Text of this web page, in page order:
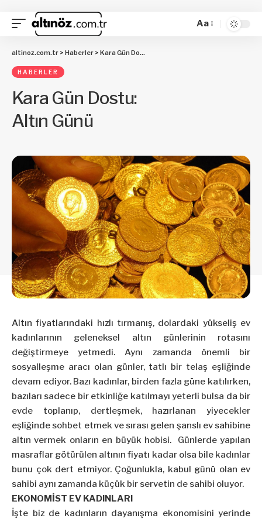
Aa
altinoz.com.tr > Haberler > Kara Gün Dostu: Altın Günü
HABERLER
Kara Gün Dostu:
Altın Günü
Altın fiyatlarındaki hızlı tırmanış, dolardaki yükseliş ev
kadınlarının geleneksel altın günlerinin rotasını
değiştirmeye yetmedi. Aynı zamanda önemli bir
sosyalleşme aracı olan günler, tatlı bir telaş eşliğinde
devam ediyor. Bazı kadınlar, birden fazla güne katılırken,
bazıları sadece bir etkinliğe katılmayı yeterli bulsa da bir
evde toplanıp, dertleşmek, hazırlanan yiyecekler
eşliğinde sohbet etmek ve sırası gelen şanslı ev sahibine
altın vermek onların en büyük hobisi. Günlerde yapılan
masraflar götürülen altının fiyatı kadar olsa bile kadınlar
bunu çok dert etmiyor. Çoğunlukla, kabul günü olan ev
sahibi aynı zamanda küçük bir servetin de sahibi oluyor.
EKONOMİST EV KADINLARI
İşte biz de kadınların dayanışma ekonomisini yerinde